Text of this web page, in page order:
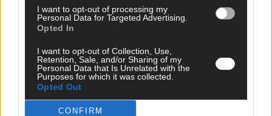
I want to opt-out of processing my
Personal Data for Targeted Advertising.
Opted In
I want to opt-out of Collection, Use,
Retention, Sale, and/or Sharing of my
Personal Data that Is Unrelated with the
Purposes for which it was collected.
Opted Out
CONFIRM
was euch wirklich interessiert! Wir sind das Team hinter den
News, Storys und Videos, die ihr auf FLASH UP seht. Ob
brandheiße Nachrichten, coole Tipps, spannende Hintergründe
Wichtigste raus und bringen’s auf den Punkt.